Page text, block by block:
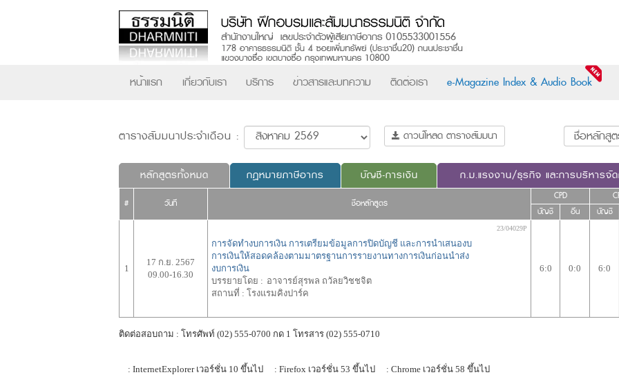
หน้าแรก เกี่ยวกับเรา บริการ ข่าวสารและบทความ ติดต่อเรา e-Magazine Index & Audio Book
ตารางสัมมนาประจำเดือน : ดาวน์โหลด ตารางสัมมนา
หลักสูตรทั้งหมด กฎหมายภาษีอากร บัญชี-การเงิน ก.ม.แรงงาน/ธุรกิจ และการบริหารจั
# วันที่ ชื่อหลักสูตร
CPD
บัญชี อื่น บัญชี
1
17 ก.ย. 2567
09.00-16.30
การจัดทำงบการเงิน การเตรียมข้อมูลการปิดบัญชี และการนำเสนองบ
การเงินให้สอดคล้องตามมาตรฐานการรายงานทางการเงินก่อนนำส่ง
งบการเงิน
บรรยายโดย : อาจารย์สุรพล ถวัลยวิชชจิต
สถานที่ : โรงแรมคิงปาร์ค
23/04029P
6:0 0:0 6:0
ติดต่อสอบถาม : โทรศัพท์ (02) 555-0700 กด 1 โทรสาร (02) 555-0710
: InternetExplorer เวอร์ชั่น 10 ขึ้นไป : Firefox เวอร์ชั่น 53 ขึ้นไป : Chrome เวอร์ชั่น 58 ขึ้นไป